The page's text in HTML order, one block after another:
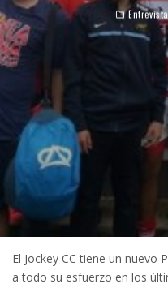
El Jockey CC tiene un nuevo
a todo su esfuerzo en los